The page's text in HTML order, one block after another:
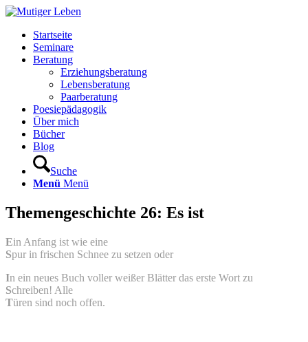
Startseite
Seminare
Beratung
Erziehungsberatung
Lebensberatung
Paarberatung
Poesiepädagogik
Über mich
Bücher
Blog
Suche
Menü Menü
Themengeschichte 26: Es ist
Ein Anfang ist wie eine
Spur in frischen Schnee zu setzen oder
In ein neues Buch voller weißer Blätter das erste Wort zu
Schreiben! Alle
Türen sind noch offen.